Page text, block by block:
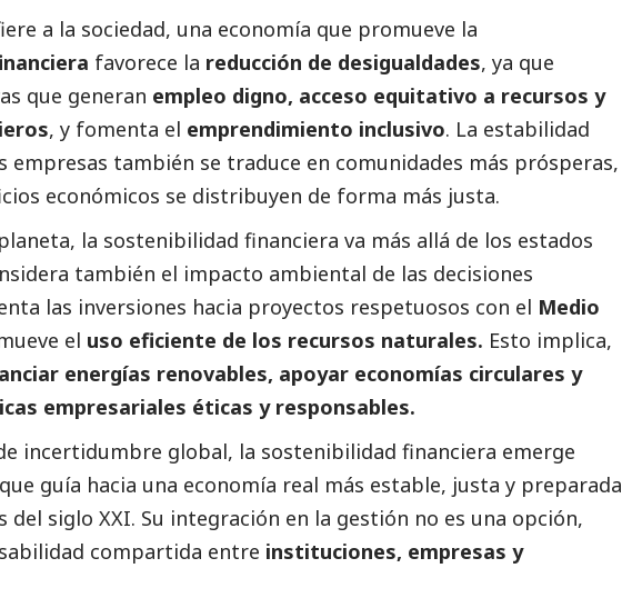
a la sociedad, una economía que promueve la
favorece la reducción de desigualdades, ya que
que generan empleo digno, acceso equitativo a recursos y
, y fomenta el emprendimiento inclusivo. La estabilidad
empresas también se traduce en comunidades más prósperas,
económicos se distribuyen de forma más justa.
la sostenibilidad financiera va más allá de los estados
también el impacto ambiental de las decisiones
las inversiones hacia proyectos respetuosos con el Medio
el uso eficiente de los recursos naturales. Esto implica,
energías renovables, apoyar economías circulares y
empresariales éticas y responsables.
incertidumbre global, la sostenibilidad financiera emerge
guía hacia una economía real más estable, justa y preparada
del siglo XXI. Su integración en la gestión no es una opción,
compartida entre instituciones, empresas y